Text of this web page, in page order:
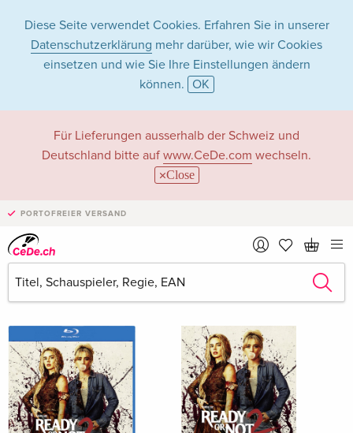
Diese Seite verwendet Cookies. Erfahren Sie in unserer
Datenschutzerklärung mehr darüber, wie wir Cookies
einsetzen und wie Sie Ihre Einstellungen ändern
können. OK
Für Lieferungen ausserhalb der Schweiz und
Deutschland bitte auf www.CeDe.com wechseln.
Close
PORTOFREIER VERSAND
Tyler Gillett in Filme
- Alle Formate
Tyler Gillett als Regisseur/in
Alle 100 Treffer anzeigen